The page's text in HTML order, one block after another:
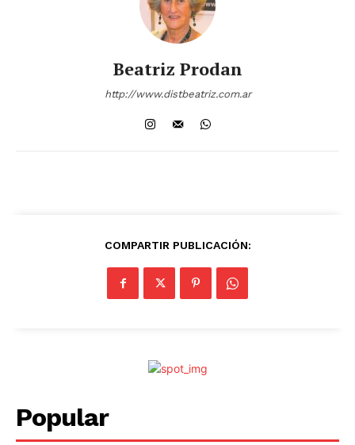
Beatriz Prodan
http://www.distbeatriz.com.ar
COMPARTIR PUBLICACIÓN:
Popular